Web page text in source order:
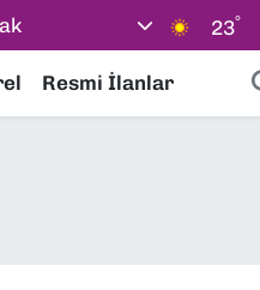
23°
Resmi İlanlar